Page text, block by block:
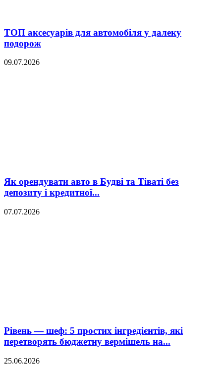
ТОП аксесуарів для автомобіля у далеку
подорож
09.07.2026
Як орендувати авто в Будві та Тіваті без
депозиту і кредитної...
07.07.2026
Рівень — шеф: 5 простих інгредієнтів, які
перетворять бюджетну вермішель на...
25.06.2026